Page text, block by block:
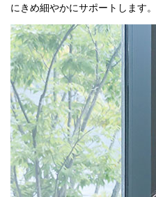
にきめ細やかにサポートします。